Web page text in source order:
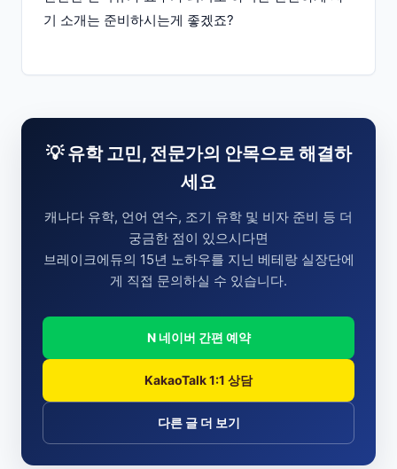
기 소개는 준비하시는게 좋겠죠?
💡 유학 고민, 전문가의 안목으로 해결하
세요
캐나다 유학, 언어 연수, 조기 유학 및 비자 준비 등 더
궁금한 점이 있으시다면
브레이크에듀의 15년 노하우를 지닌 베테랑 실장단에
게 직접 문의하실 수 있습니다.
N 네이버 간편 예약
KakaoTalk 1:1 상담
다른 글 더 보기